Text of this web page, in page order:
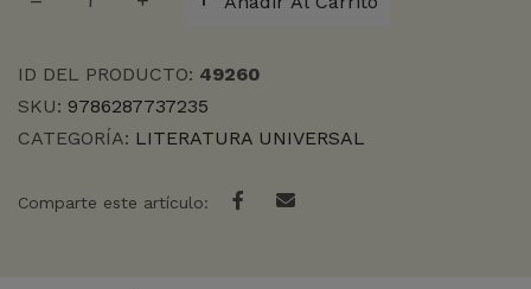
cantidad
ID DEL PRODUCTO: 49260
SKU: 9786287737235
CATEGORÍA: LITERATURA UNIVERSAL
Comparte este artículo: